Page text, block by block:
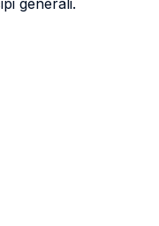
generali.